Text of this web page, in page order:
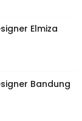
Elmiza
Bandung